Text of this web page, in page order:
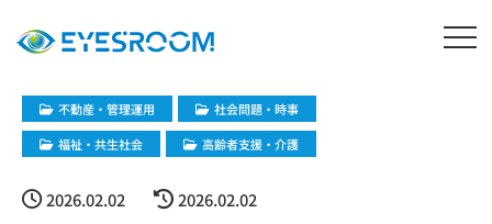
不動産・管理運用
社会問題・時事
福祉・共生社会
高齢者支援・介護
2026.02.02 2026.02.02